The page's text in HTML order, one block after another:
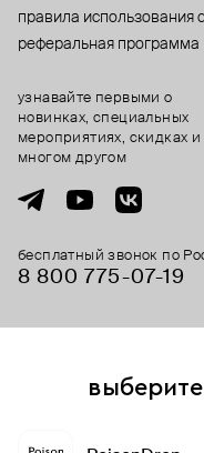
правила использования
реферальная программа
бесплатный звонок по
8 800 775⁠-07⁠-19
узнавайте первыми о
новинках, специальных
мероприятиях, скидках и
многом другом
и сервисы аналитики.